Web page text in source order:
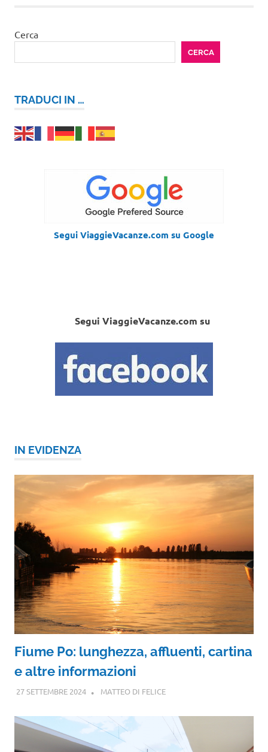
Cerca
CERCA
TRADUCI IN …
Segui ViaggieVacanze.com su Google
Segui ViaggieVacanze.com su
IN EVIDENZA
Fiume Po: lunghezza, affluenti, cartina
e altre informazioni
27 SETTEMBRE 2024 MATTEO DI FELICE